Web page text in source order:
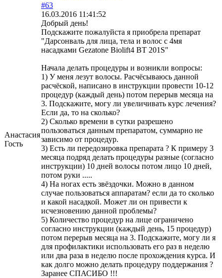
Анастасия
Гость
#63
16.03.2016 11:41:52
Добрый день!
Подскажите пожалуйста я приобрела препарат
"Дарсонваль для лица, тела и волос с 4мя
насадками Gezatone Biolift4 BT 201S"
Начала делать процедуры и возникли вопросы:
1) У меня лезут волосы. Расчёсываюсь данной
расчёской, написано в инструкции провести 10-12
процедур (каждый день) потом перерыв месяца на
3. Подскажите, могу ли увеличивать курс лечения?
Eсли да, то на сколько?
2) Сколько времени в сутки разрешено
пользоваться данным препаратом, суммарно не
зависимо от процедур.
3) Есть ли передозировка препарата ? К примеру 3
месяца подряд делать процедуры разные (согласно
инструкции) 10 дней волосы потом лицо 10 дней,
потом руки .....
4) На ногах есть звёздочки. Можно в данном
случае пользоваться аппаратам? если да то сколько
и какой насадкой. Может ли он привести к
исчезновению данной проблемы?
5) Количество процедур на лице ограничено
согласно инструкции (каждый день, 15 процедур)
потом перерыв месяца на 3. Подскажите, могу ли я
для профилактики использовать его раз в неделю
или два раза в неделю после прохождения курса. И
как долго можно делать процедуру поддержания ?
Заранее СПАСИБО !!!